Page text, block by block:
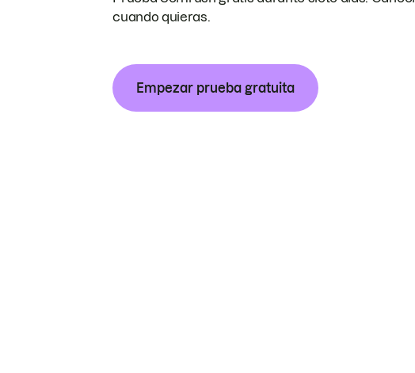
cuando quieras.
Empezar prueba gratuita